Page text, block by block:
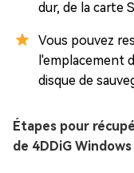
dur, de la carte
Vous pouvez
l'emplacement
disque de
Étapes pour
de 4DDiG